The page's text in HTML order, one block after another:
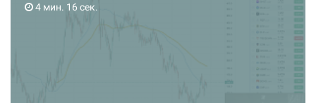
4 мин. 16 сек.